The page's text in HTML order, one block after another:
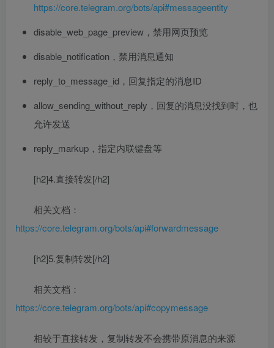
https://core.telegram.org/bots/api#messageentity
disable_web_page_preview，禁用网页预览
disable_notification，禁用消息通知
reply_to_message_id，回复指定的消息ID
allow_sending_without_reply，回复的消息没找到时，也
允许发送
reply_markup，指定内联键盘等
[h2]4.直接转发[/h2]
相关文档：
https://core.telegram.org/bots/api#forwardmessage
[h2]5.复制转发[/h2]
相关文档：
https://core.telegram.org/bots/api#copymessage
相较于直接转发，复制转发不会携带原消息的来源